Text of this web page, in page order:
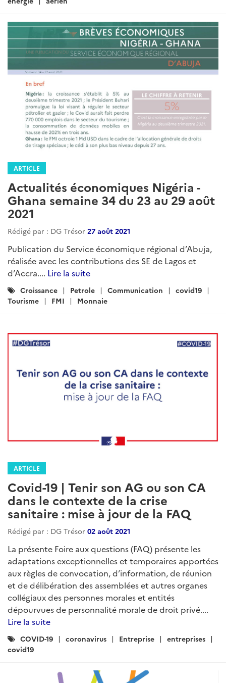
ARTICLE
Actualités économiques Nigéria -
Ghana semaine 34 du 23 au 29 août
2021
Rédigé par : DG Trésor 27 août 2021
Publication du Service économique régional d’Abuja,
réalisée avec les contributions des SE de Lagos et
d’Accra.... Lire la suite
Catégories
:
Croissance Petrole Communication
covid19
Tourisme
FMI Monnaie
ARTICLE
Covid-19 | Tenir son AG ou son CA
dans le contexte de la crise
sanitaire : mise à jour de la FAQ
Rédigé par : DG Trésor 02 août 2021
La présente Foire aux questions (FAQ) présente les
adaptations exceptionnelles et temporaires apportées
aux règles de convocation, d’information, de réunion
et de délibération des assemblées et autres organes
collégiaux des personnes morales et entités
dépourvues de personnalité morale de droit privé....
Lire la suite
Catégories
:
COVID-19 coronavirus Entreprise
entreprises
covid19